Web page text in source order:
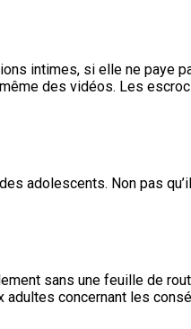
intimes, si elle ne paye
des vidéos. Les
adolescents. Non pas
sans une feuille de
adultes concernant les